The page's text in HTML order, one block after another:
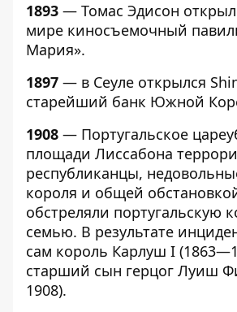
1893 — Томас Эдисон
мире киносъемочный
Мария».
1897 — в Сеуле открылся
старейший банк Южной
1908 — Португальское
площади Лиссабонa
республиканцы,
короля и общей
обстреляли португальскую
семью. В результате
сам король Карлуш I
старший сын герцог Луиш
1908).